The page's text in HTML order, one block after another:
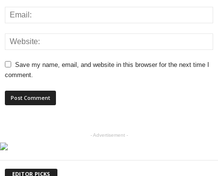
Save my name, email, and website in this browser for the next time I
comment.
- Advertisement -
EDITOR PICKS